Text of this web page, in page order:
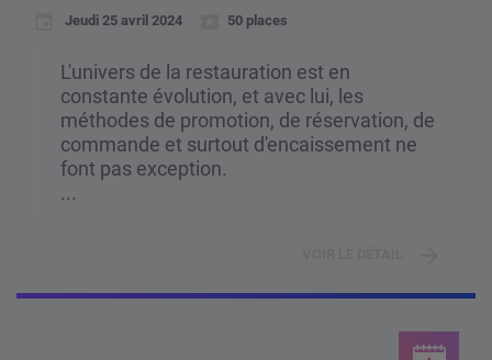
Jeudi 25 avril 2024 50 places
L'univers de la restauration est en
constante évolution, et avec lui, les
méthodes de promotion, de réservation, de
commande et surtout d'encaissement ne
font pas exception.
...